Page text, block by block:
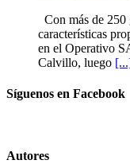
Con más de 250
características
en el Operativo
Calvillo, luego
Síguenos en Facebook
Autores